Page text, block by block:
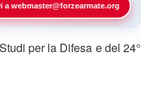
a webmaster@forzearmate.org
per la Difesa e del 24°